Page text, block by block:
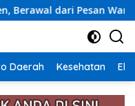
Lewat Aplikasi Kencan
Daerah Kesehatan